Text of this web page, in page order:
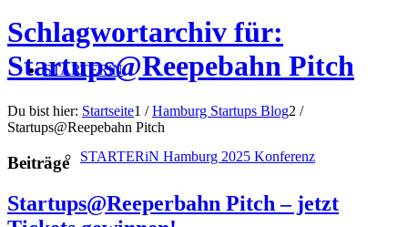
STARTERiN
STARTERiN Hamburg 2025 Konferenz
Schlagwortarchiv für:
Startups@Reepebahn Pitch
Du bist hier: Startseite1 / Hamburg Startups Blog2 /
Startups@Reepebahn Pitch
Beiträge
Startups@Reeperbahn Pitch – jetzt